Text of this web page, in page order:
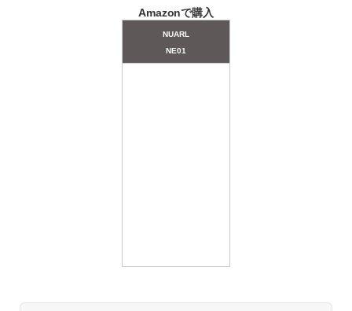
Amazonで購入
NUARL
NE01